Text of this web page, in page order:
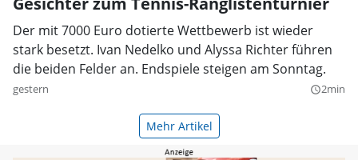
Der mit 7000 Euro dotierte Wettbewerb ist wieder
stark besetzt. Ivan Nedelko und Alyssa Richter führen
die beiden Felder an. Endspiele steigen am Sonntag.
gestern query_builder2min
Mehr Artikel